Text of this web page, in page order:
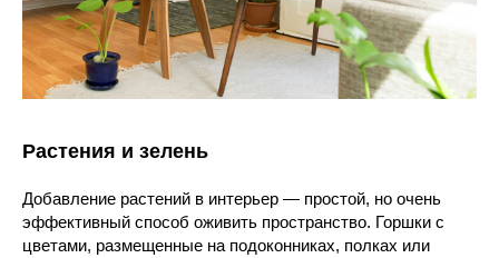
Растения и зелень
Добавление растений в интерьер — простой, но очень
эффективный способ оживить пространство. Горшки с
цветами, размещенные на подоконниках, полках или